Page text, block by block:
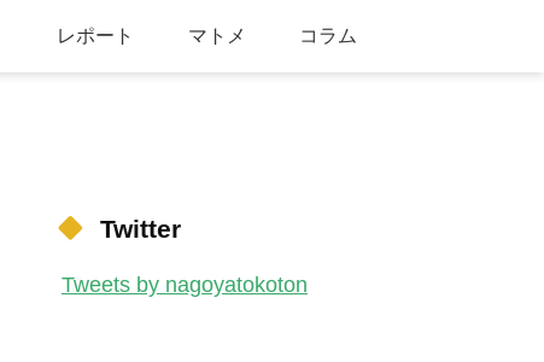
レポート マトメ コラム
Twitter
Tweets by nagoyatokoton